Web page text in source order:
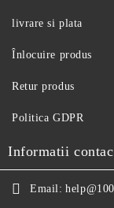
livrare si plata
Înlocuire produs
Retur produs
Politica GDPR
Informatii
Email: